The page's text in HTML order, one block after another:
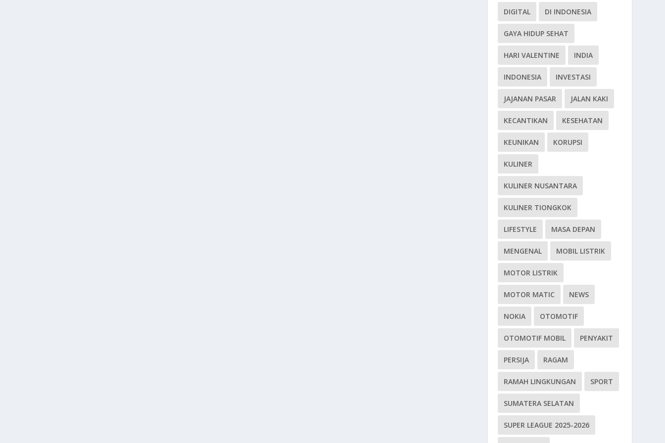
DIGITAL DI INDONESIA
GAYA HIDUP SEHAT
HARI VALENTINE INDIA
INDONESIA INVESTASI
JAJANAN PASAR JALAN KAKI
KECANTIKAN KESEHATAN
KEUNIKAN KORUPSI
KULINER
KULINER NUSANTARA
KULINER TIONGKOK
LIFESTYLE MASA DEPAN
MENGENAL MOBIL LISTRIK
MOTOR LISTRIK
MOTOR MATIC NEWS
NOKIA OTOMOTIF
OTOMOTIF MOBIL PENYAKIT
PERSIJA RAGAM
RAMAH LINGKUNGAN SPORT
SUMATERA SELATAN
SUPER LEAGUE 2025-2026